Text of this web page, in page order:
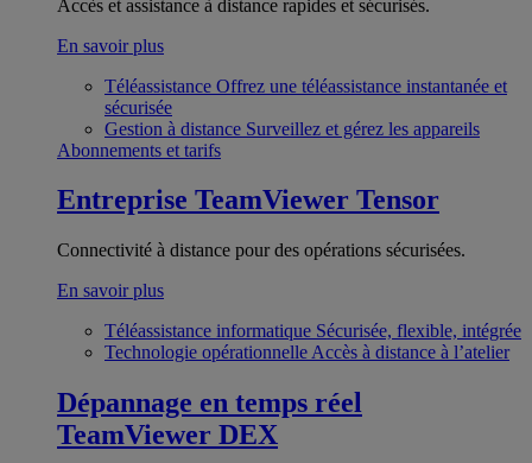
Accès et assistance à distance rapides et sécurisés.
En savoir plus
Téléassistance Offrez une téléassistance instantanée et
sécurisée
Gestion à distance Surveillez et gérez les appareils
Abonnements et tarifs
Entreprise TeamViewer Tensor
Connectivité à distance pour des opérations sécurisées.
En savoir plus
Téléassistance informatique Sécurisée, flexible, intégrée
Technologie opérationnelle Accès à distance à l’atelier
Dépannage en temps réel
TeamViewer DEX